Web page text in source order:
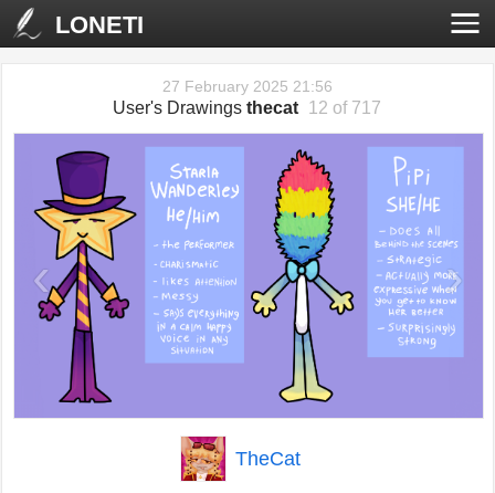
LONETI
27 February 2025 21:56
User's Drawingsthecat 12 of 717
‹ ›
TheCat